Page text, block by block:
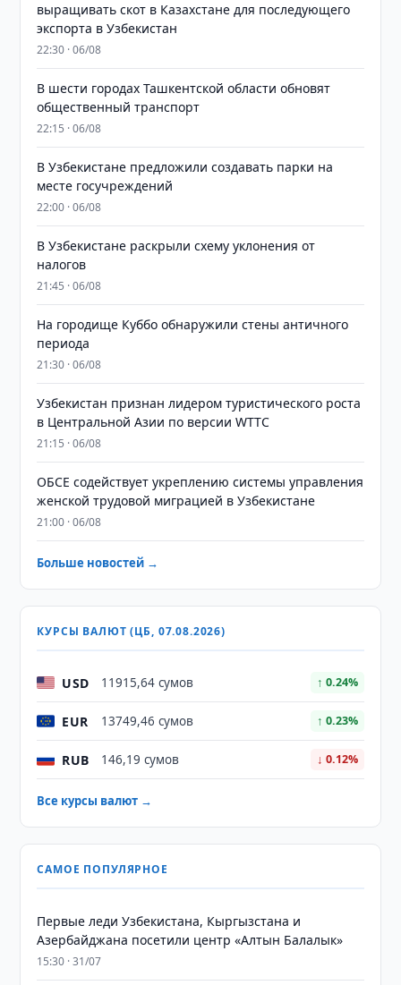
выращивать скот в Казахстане для последующего
экспорта в Узбекистан
22:30 · 06/08
В шести городах Ташкентской области обновят
общественный транспорт
22:15 · 06/08
В Узбекистане предложили создавать парки на
месте госучреждений
22:00 · 06/08
В Узбекистане раскрыли схему уклонения от
налогов
21:45 · 06/08
На городище Куббо обнаружили стены античного
периода
21:30 · 06/08
Узбекистан признан лидером туристического роста
в Центральной Азии по версии WTTC
21:15 · 06/08
ОБСЕ содействует укреплению системы управления
женской трудовой миграцией в Узбекистане
21:00 · 06/08
Больше новостей →
КУРСЫ ВАЛЮТ (ЦБ, 07.08.2026)
USD 11915,64 сумов ↑ 0.24%
EUR 13749,46 сумов ↑ 0.23%
RUB 146,19 сумов ↓ 0.12%
Все курсы валют →
САМОЕ ПОПУЛЯРНОЕ
Первые леди Узбекистана, Кыргызстана и
Азербайджана посетили центр «Алтын Балалык»
15:30 · 31/07